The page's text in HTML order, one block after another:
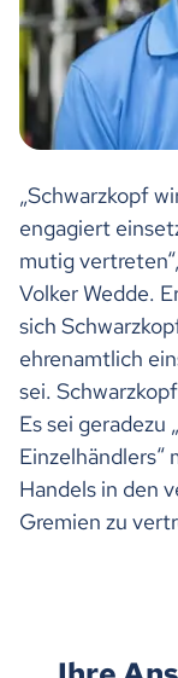
„Schwarzkopf
engagiert
mutig
Volker Wedde.
sich
ehrenamtlich
sei.
Es sei geradezu
Einzelhändlers“
Handels in den
Gremien zu